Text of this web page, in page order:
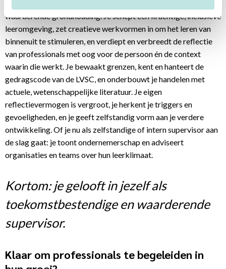
waarderende grondhouding. Je schept een krachtige, inclusieve
leeromgeving, zet creatieve werkvormen in om het leren van
binnenuit te stimuleren, en verdiept en verbreedt de reflectie
van professionals met oog voor de persoon én de context
waarin die werkt. Je bewaakt grenzen, kent en hanteert de
gedragscode van de LVSC, en onderbouwt je handelen met
actuele, wetenschappelijke literatuur. Je eigen
reflectievermogen is vergroot, je herkent je triggers en
gevoeligheden, en je geeft zelfstandig vorm aan je verdere
ontwikkeling. Of je nu als zelfstandige of intern supervisor aan
de slag gaat: je toont ondernemerschap en adviseert
organisaties en teams over hun leerklimaat.
Kortom: je gelooft in jezelf als
toekomstbestendige en waarderende
supervisor.
Klaar om professionals te begeleiden in